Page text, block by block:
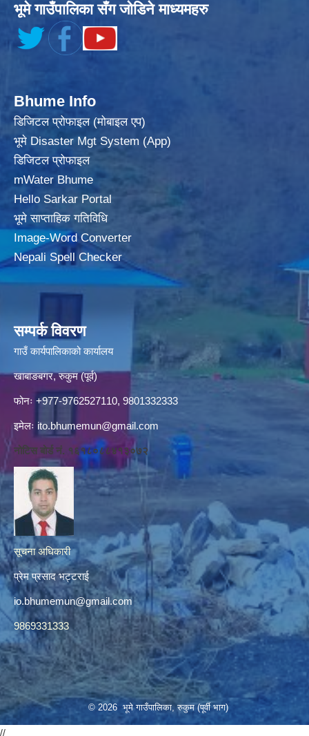
भूमे गाउँपालिका सँग जोडिने माध्यमहरु
Bhume Info
डिजिटल प्रोफाइल (मोबाइल एप)
भूमे Disaster Mgt System (App)
डिजिटल प्रोफाइल
mWater Bhume
Hello Sarkar Portal
भूमे साप्ताहिक गतिविधि
Image-Word Converter
Nepali Spell Checker
सम्पर्क विवरण
गाउँ कार्यपालिकाको कार्यालय
खाबाङबगर, रुकुम (पूर्व)
फोनः +977-9762527110, 9801332333
इमेलः ito.bhumemun@gmail.com
नोटिस बोर्ड नं. १६१८०८८४१३०७२
सूचना अधिकारी
प्रेम प्रसाद भट्टराई
io.bhumemun@gmail.com
9869331333
© 2026 भूमे गाउँपालिका, रुकुम (पूर्वी भाग)
//